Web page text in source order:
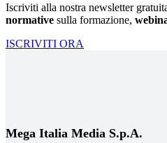
Iscriviti alla nostra newsletter
normative sulla formazione,
ISCRIVITI ORA
Mega Italia Media S.p.A.